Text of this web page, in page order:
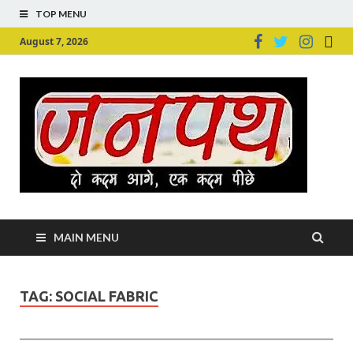
TOP MENU
August 7, 2026
MAIN MENU
TAG: SOCIAL FABRIC